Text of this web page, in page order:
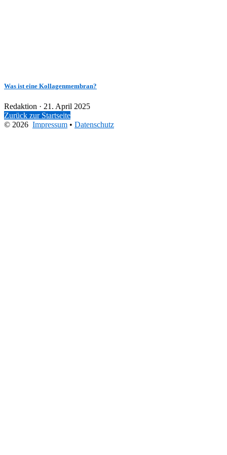
Was ist eine Kollagenmembran?
Redaktion · Veröffentlicht
am
21. April 2025
Zurück zur Startseite
© 2026 Impressum • Datenschutz